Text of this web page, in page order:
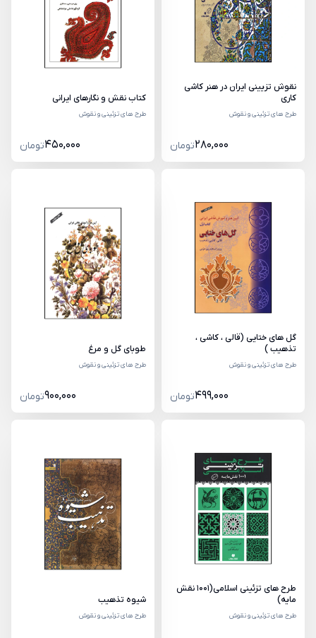
نقوش تزیینی ایران در هنر کاشی
کاری
طرح های تزئینی و نقوش
280,000تومان
کتاب نقش و نگارهای ایرانی
طرح های تزئینی و نقوش
450,000تومان
گل های ختایی (قالی ، کاشی ،
تذهیب )
طرح های تزئینی و نقوش
499,000تومان
طوبای گل و مرغ
طرح های تزئینی و نقوش
900,000تومان
طرح های تزئینی اسلامی(1001 نقش
مایه)
طرح های تزئینی و نقوش
شیوه تذهیب
طرح های تزئینی و نقوش